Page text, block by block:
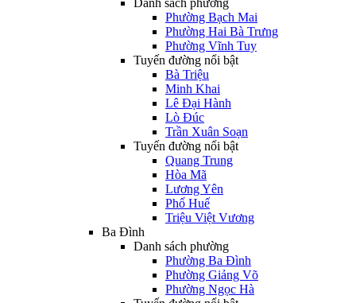
Danh sách phường
Phường Bạch Mai
Phường Hai Bà Trưng
Phường Vĩnh Tuy
Tuyến đường nổi bật
Bà Triệu
Minh Khai
Lê Đại Hành
Lò Đúc
Trần Xuân Soạn
Tuyến đường nổi bật
Quang Trung
Hòa Mã
Lương Yên
Phố Huế
Triệu Việt Vương
Ba Đình
Danh sách phường
Phường Ba Đình
Phường Giảng Võ
Phường Ngọc Hà